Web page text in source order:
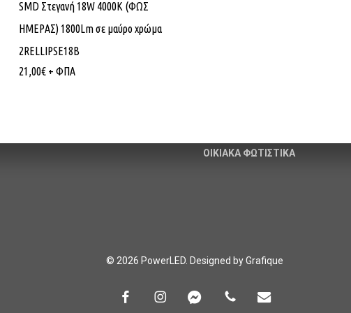
SMD Στεγανή 18W 4000K (ΦΩΣ
ΗΜΕΡΑΣ) 1800Lm σε μαύρο χρώμα
2RELLIPSE18B
21,00€ + ΦΠΑ
Χονδρικό εμπόριο Λαμπτήρων,
Φωτισμού και Ηλεκτρολογικού υλικού.
6ο χλμ Ξάνθης – Λεύκης – Τ.Κ. 67100
info@powerled.gr
ΟΙΚΙΑΚΑ ΦΩΤΙΣΤΙΚΑ
© 2026 PowerLED. Designed byGrafique
facebookinstagrammessengerphone email